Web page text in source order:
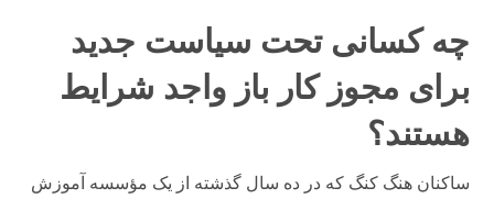
چه کسانی تحت سیاست جدید
برای مجوز کار باز واجد شرایط
هستند؟
ساکنان هنگ کنگ که در ده سال گذشته از یک مؤسسه آموزش